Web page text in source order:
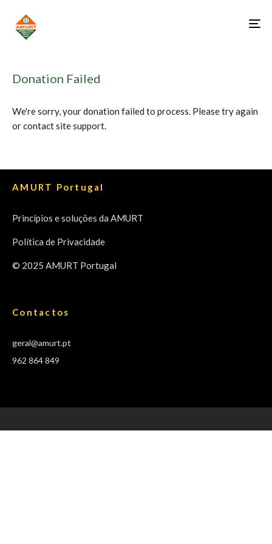
Donation Failed
We're sorry, your donation failed to process. Please try again
or contact site support.
AMURT Portugal
Princípios e soluções da AMURT
Política de Privacidade
© 2025 AMURT Portugal
Contactos
geral@amurt.pt
962 864 849